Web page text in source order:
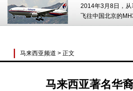
中国银行借金
2014年3月8日，
飞往中国北京的
马来西亚频道 > 正文
马来西亚著名华